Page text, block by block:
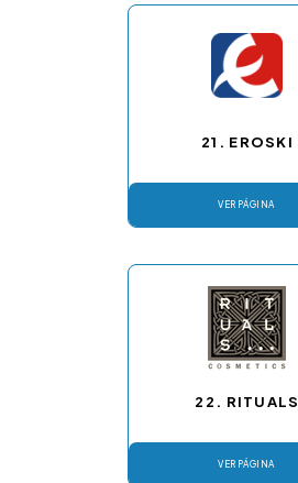
VER PÁGINA
21. EROSKI
VER PÁGINA
22. RITUALS